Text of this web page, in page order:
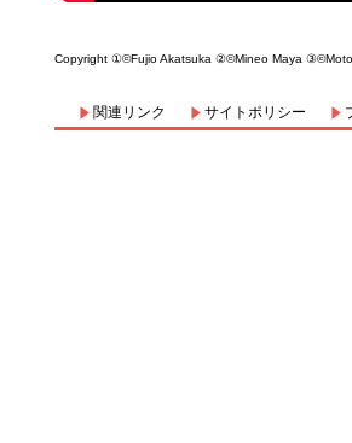
Copyright ①©Fujio Akatsuka ②©Mineo Maya
関連リンク サイトポリシー